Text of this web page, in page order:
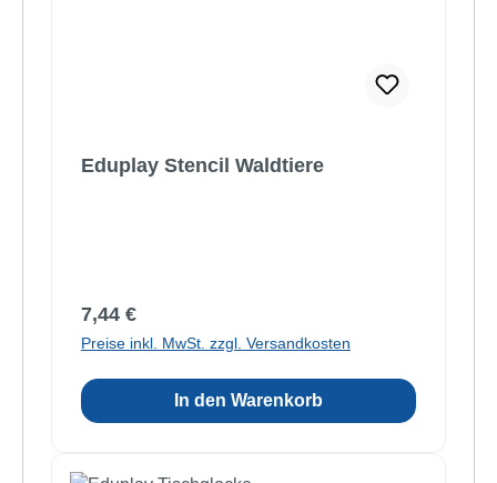
Eduplay Stencil Waldtiere
Regulärer Preis:
7,44 €
Preise inkl. MwSt. zzgl. Versandkosten
In den Warenkorb